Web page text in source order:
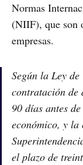
Normas
(NIIF), que son
empresas.
Según la Ley
contratación de
90 días antes
económico, y
el plazo de